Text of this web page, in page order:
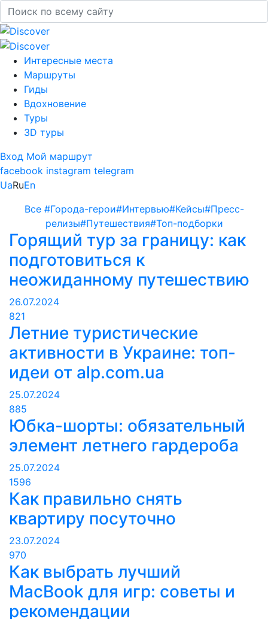
Интересные места
Маршруты
Гиды
Вдохновение
Туры
3D туры
Вход Мой маршрут
facebook instagram telegram
UaRuEn
Все #Города-герои#Интервью#Кейсы#Пресс-
релизы#Путешествия#Топ-подборки
Горящий тур за границу: как
подготовиться к
неожиданному путешествию
26.07.2024
821
Летние туристические
активности в Украине: топ-
идеи от alp.com.ua
25.07.2024
885
Юбка-шорты: обязательный
элемент летнего гардероба
25.07.2024
1596
Как правильно снять
квартиру посуточно
23.07.2024
970
Как выбрать лучший
MacBook для игр: советы и
рекомендации